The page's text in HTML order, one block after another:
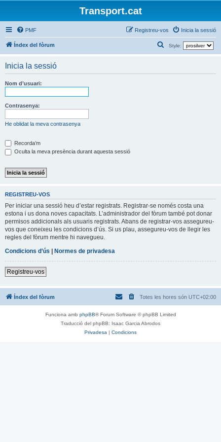
Transport.cat
PMF Inicia la sessió
Registreu-vos
Índex del fòrum Style:
e
Inicia la sessió
Nom d’usuari:
Contrasenya:
He oblidat la meva contrasenya
Recorda’m
Oculta la meva presència durant aquesta sessió
REGISTREU-VOS
Per iniciar una sessió heu d’estar registrats. Registrar-se només costa una
estona i us dona noves capacitats. L’administrador del fòrum també pot donar
permisos addicionals als usuaris registrats. Abans de registrar-vos assegureu-
vos que coneixeu les condicions d’ús. Si us plau, assegureu-vos de llegir les
regles del fòrum mentre hi navegueu.
Condicions d’ús
Normes de privadesa
Registreu-vos
Índex del fòrum Totes les hores són UTC+02:00
Funciona amb phpBB® Forum Software © phpBB Limited
Traducció del phpBB: Isaac Garcia Abrodos
Privadesa
Condicions